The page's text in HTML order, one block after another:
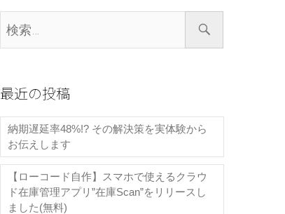
索…
最近の投稿
納期遅延率48%!? その解決策を実体験から
お伝えします
【ローコード自作】スマホで使えるクラウ
ド在庫管理アプリ”在庫Scan”をリリースし
ました(無料)